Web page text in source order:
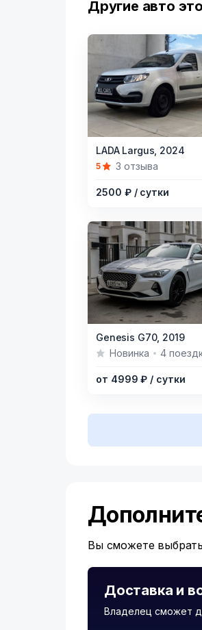
Другие авто
Item
LADA Largus, 2024
5 3 отзыва
2500 ₽ / сутки
Item
Genesis G70, 2019
Новинка
4
от 4999 ₽ / сутки
Вы сможете
Доставка и
Владелец сможет